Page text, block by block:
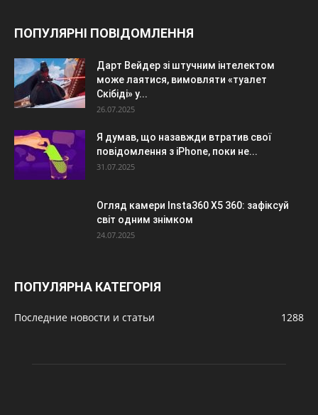
ПОПУЛЯРНІ ПОВІДОМЛЕННЯ
Дарт Вейдер зі штучним інтелектом
може лаятися, вимовляти «туалет
Скібіді» у...
26.07.2025
Я думав, що назавжди втратив свої
повідомлення з iPhone, поки не...
31.07.2025
Огляд камери Insta360 X5 360: зафіксуй
світ одним знімком
24.07.2025
ПОПУЛЯРНА КАТЕГОРІЯ
Последние новости и статьи 1288